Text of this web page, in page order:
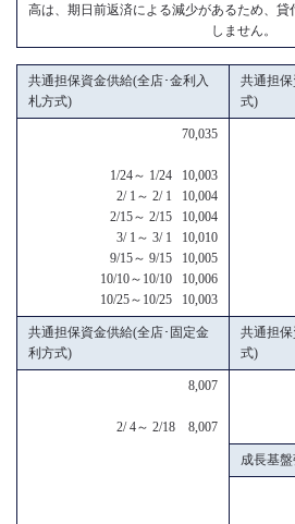
高は、期日前返済による減少があるため、
しません。
共通担保資金供給(全店･金利入
札方式)
共通担
式)
70,035
1/24～ 1/24 10,003
2/ 1～ 2/ 1 10,004
2/15～ 2/15 10,004
3/ 1～ 3/ 1 10,010
9/15～ 9/15 10,005
10/10～10/10 10,006
10/25～10/25 10,003
共通担保資金供給(全店･固定金
利方式)
共通担
式)
8,007
2/ 4～ 2/18 8,007
成長基